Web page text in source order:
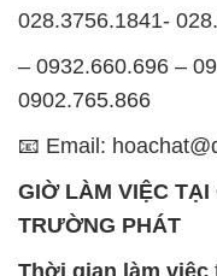
028.3756.1841-
– 0932.660.696 –
0902.765.866
📧 Email:
GIỜ LÀM VIỆC
TRƯỜNG PHÁT
Thời gian làm việc